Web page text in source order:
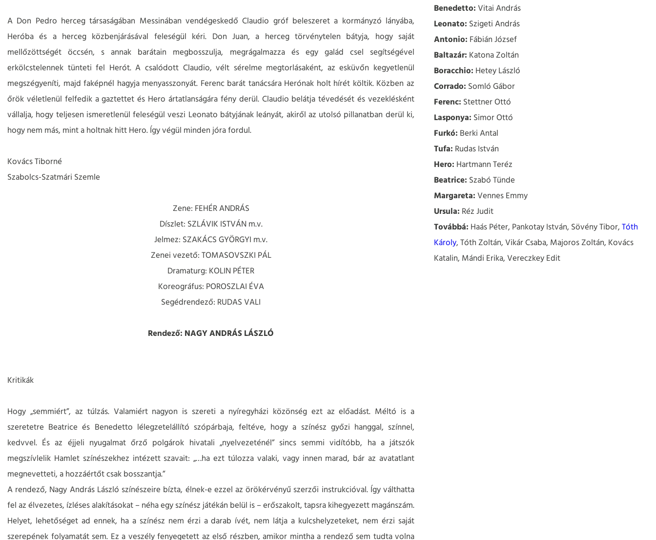
A Don Pedro herceg társaságában Messinában vendégeskedő Claudio gróf beleszeret a kormányzó lányába,
Heróba és a herceg közbenjárásával feleségül kéri. Don Juan, a herceg törvénytelen bátyja, hogy saját
mellőzöttségét öccsén, s annak barátain megbosszulja, megrágalmazza és egy galád csel segítségével
erkölcstelennek tünteti fel Herót. A csalódott Claudio, vélt sérelme megtorlásaként, az esküvőn kegyetlenül
megszégyeníti, majd faképnél hagyja menyasszonyát. Ferenc barát tanácsára Herónak holt hírét költik. Közben az
őrök véletlenül felfedik a gaztettet és Hero ártatlanságára fény derül. Claudio belátja tévedését és vezeklésként
vállalja, hogy teljesen ismeretlenül feleségül veszi Leonato bátyjának leányát, akiről az utolsó pillanatban derül ki,
hogy nem más, mint a holtnak hitt Hero. Így végül minden jóra fordul.
Kovács Tiborné
Szabolcs-Szatmári Szemle
Zene: FEHÉR ANDRÁS
Díszlet: SZLÁVIK ISTVÁN m.v.
Jelmez: SZAKÁCS GYÖRGYI m.v.
Zenei vezető: TOMASOVSZKI PÁL
Dramaturg: KOLIN PÉTER
Koreográfus: POROSZLAI ÉVA
Segédrendező: RUDAS VALI
Rendező: NAGY ANDRÁS LÁSZLÓ
Kritikák
Hogy „semmiért”, az túlzás. Valamiért nagyon is szereti a nyíregyházi közönség ezt az előadást. Méltó is a
szeretetre Beatrice és Benedetto lélegzetelállító szópárbaja, feltéve, hogy a színész győzi hanggal, színnel,
kedvvel. És az éjjeli nyugalmat őrző polgárok hivatali „nyelvezeténél” sincs semmi vidítóbb, ha a játszók
megszívlelik Hamlet színészekhez intézett szavait: „…ha ezt túlozza valaki, vagy innen marad, bár az avatatlant
megnevetteti, a hozzáértőt csak bosszantja.”
A rendező, Nagy András László színészeire bízta, élnek-e ezzel az örökérvényű szerzői instrukcióval. Így válthatta
fel az élvezetes, ízléses alakításokat – néha egy színész játékán belül is – erőszakolt, tapsra kihegyezett magánszám.
Helyet, lehetőséget ad ennek, ha a színész nem érzi a darab ívét, nem látja a kulcshelyzeteket, nem érzi saját
szerepének folyamatát sem. Ez a veszély fenyegetett az első részben, amikor mintha a rendező sem tudta volna
Benedetto:Vitai András
Leonato: Szigeti András
Antonio: Fábián József
Baltazár: Katona Zoltán
Boracchio: Hetey László
Corrado: Somló Gábor
Ferenc: Stettner Ottó
Lasponya: Simor Ottó
Furkó: Berki Antal
Tufa: Rudas István
Hero: Hartmann Teréz
Beatrice: Szabó Tünde
Margareta:Vennes Emmy
Ursula: Réz Judit
Továbbá: Haás Péter, Pankotay István, Sövény Tibor,Tóth
Károly, Tóth Zoltán, Vikár Csaba, Majoros Zoltán, Kovács
Katalin, Mándi Erika, Vereczkey Edit